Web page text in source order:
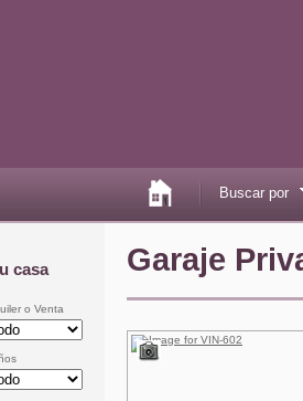
Buscar por
casa
o Venta
Garaje